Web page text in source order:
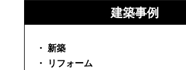
建築事例
・ 新築
・ リフォーム